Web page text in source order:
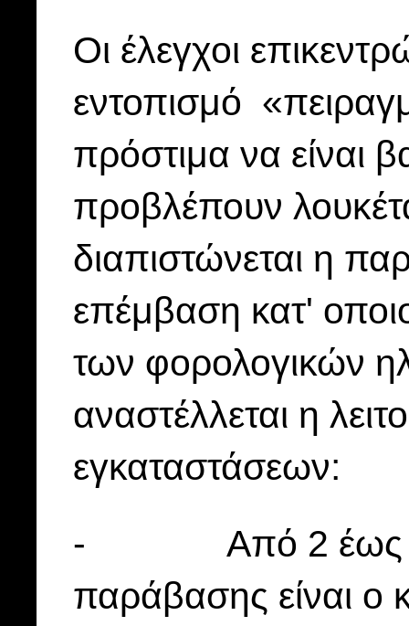
Οι έλεγχοι
εντοπισμό
πρόστιμα να είναι
προβλέπουν
διαπιστώνεται η
επέμβαση κατ'
των φορολογικών
αναστέλλεται η
εγκαταστάσεων:
- Από 2 έως 12
παράβασης είναι ο